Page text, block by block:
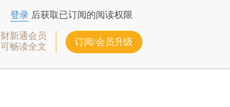
登录后获取已订阅的阅读权限
财新通会员
可畅读全文
订阅/会员升级